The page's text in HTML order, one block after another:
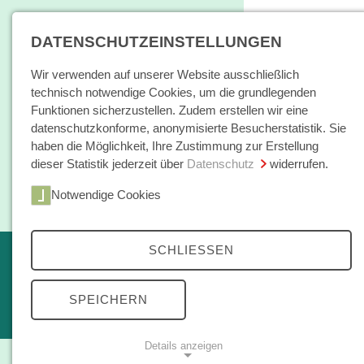
Home
Bücher / E-Books
Themen
kleine reihe
Open Access
DATENSCHUTZEINSTELLUNGEN
Wir verwenden auf unserer Website ausschließlich
technisch notwendige Cookies, um die grundlegenden
Funktionen sicherzustellen. Zudem erstellen wir eine
datenschutzkonforme, anonymisierte Besucherstatistik. Sie
haben die Möglichkeit, Ihre Zustimmung zur Erstellung
dieser Statistik jederzeit über Datenschutz widerrufen.
Notwendige Cookies
SCHLIESSEN
SPEICHERN
Details anzeigen